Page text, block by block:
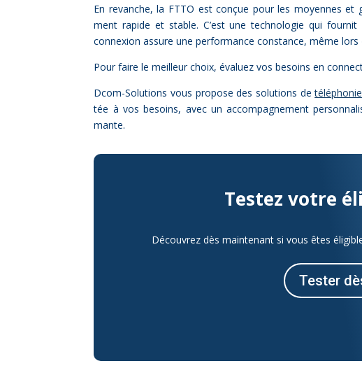
En re­vanche, la FTTO est conçue pour les moyennes et
ment ra­pide et stable. C’est une tech­no­lo­gie qui
connexion as­sure une per­for­mance constance, même lors
Pour faire le meilleur choix, éva­luez vos be­soins en
Dcom-So­lu­tions vous pro­pose des so­lu­tions de
tée à vos be­soins, avec un ac­com­pa­gne­ment
mante.
Tes­tez votre
Découvrez dès maintenant si vous êtes
Tes­ter